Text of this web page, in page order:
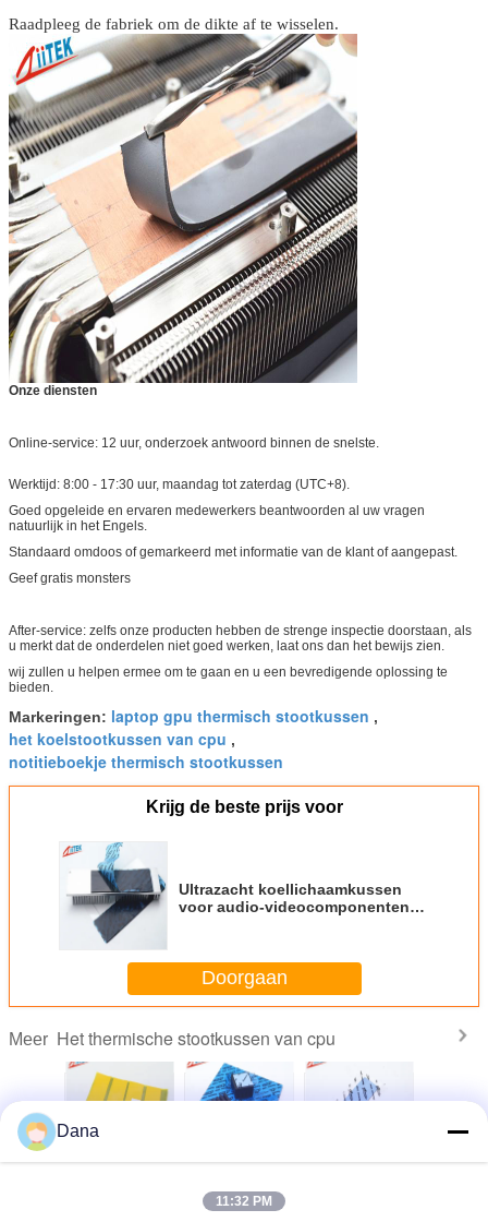
Raadpleeg de fabriek om de dikte af te wisselen.
Onze diensten
Online-service: 12 uur, onderzoek antwoord binnen de snelste.
Werktijd: 8:00 - 17:30 uur, maandag tot zaterdag (UTC+8).
Goed opgeleide en ervaren medewerkers beantwoorden al uw vragen
natuurlijk in het Engels.
Standaard omdoos of gemarkeerd met informatie van de klant of aangepast.
Geef gratis monsters
After-service: zelfs onze producten hebben de strenge inspectie doorstaan, als
u merkt dat de onderdelen niet goed werken, laat ons dan het bewijs zien.
wij zullen u helpen ermee om te gaan en u een bevredigende oplossing te
bieden.
Markeringen: laptop gpu thermisch stootkussen ,
het koelstootkussen van cpu ,
notitieboekje thermisch stootkussen
Krijg de beste prijs voor
Ultrazacht koellichaamkussen
voor audio-videocomponenten
Doorgaan
Meer Het thermische stootkussen van cpu
Siliconen Gap
Filler Pad CPU
Dana
11:32 PM